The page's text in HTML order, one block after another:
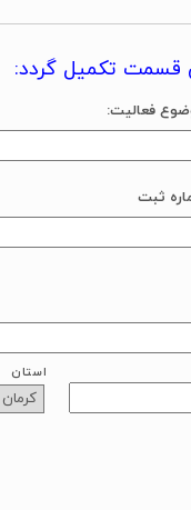
قسمت تکمیل گردد:
فعالیت:
ثبت
استان